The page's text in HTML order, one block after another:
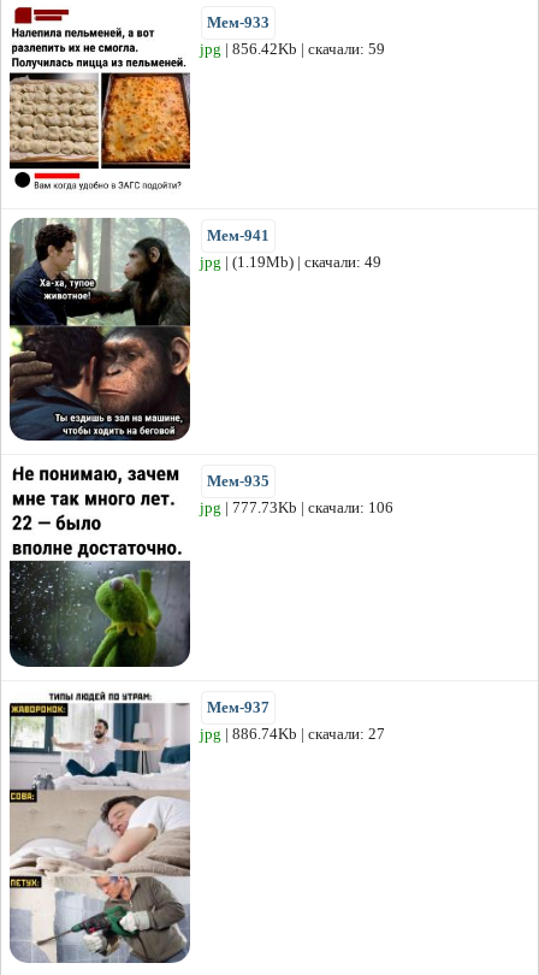
Мем-933
jpg | 856.42Kb | скачали: 59
Мем-941
jpg | (1.19Mb) | скачали: 49
Мем-935
jpg | 777.73Kb | скачали: 106
Мем-937
jpg | 886.74Kb | скачали: 27